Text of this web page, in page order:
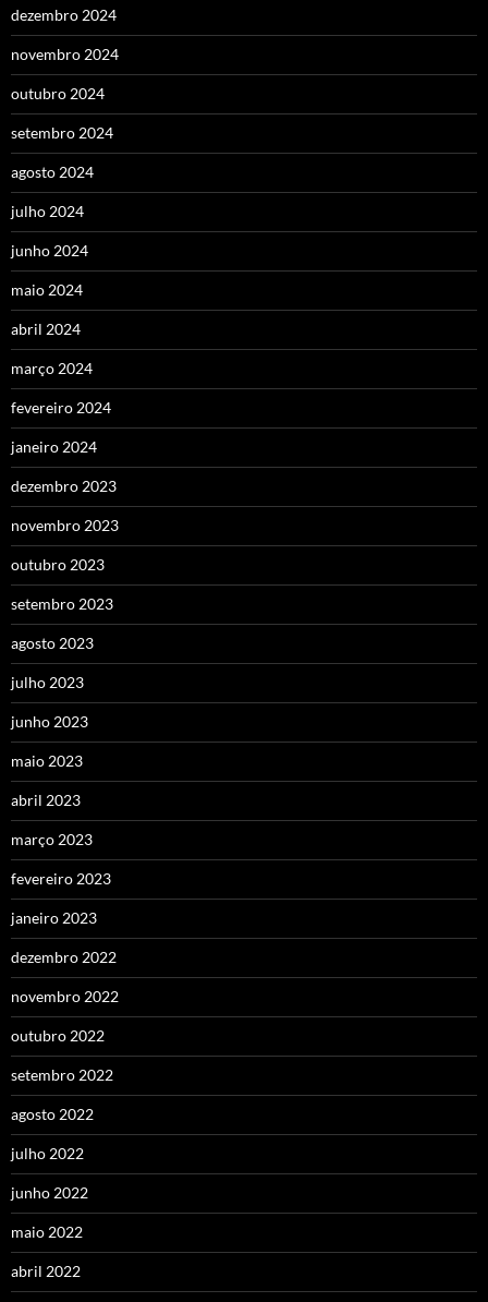
dezembro 2024
novembro 2024
outubro 2024
setembro 2024
agosto 2024
julho 2024
junho 2024
maio 2024
abril 2024
março 2024
fevereiro 2024
janeiro 2024
dezembro 2023
novembro 2023
outubro 2023
setembro 2023
agosto 2023
julho 2023
junho 2023
maio 2023
abril 2023
março 2023
fevereiro 2023
janeiro 2023
dezembro 2022
novembro 2022
outubro 2022
setembro 2022
agosto 2022
julho 2022
junho 2022
maio 2022
abril 2022